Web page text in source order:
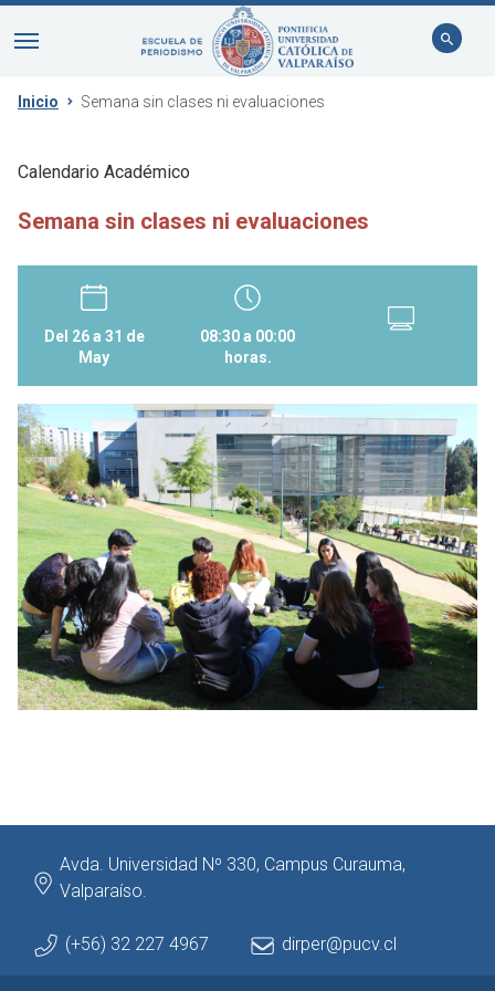
Inicio Semana sin clases ni evaluaciones
Calendario Académico
Semana sin clases ni evaluaciones
Del 26 a 31 de
May
08:30 a 00:00
horas.
Avda. Universidad Nº 330, Campus Curauma,
Valparaíso.
(+56) 32 227 4967 dirper@pucv.cl